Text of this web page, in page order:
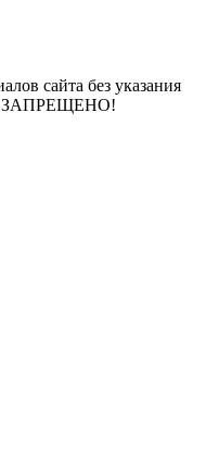
сайта без указания
ЗАПРЕЩЕНО!